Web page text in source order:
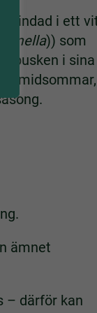
inlindad i ett
)) som
busken i sina
midsommar,
ämnet
– därför kan